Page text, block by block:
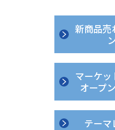
新商品売
マーケッ
オープ
テーマ